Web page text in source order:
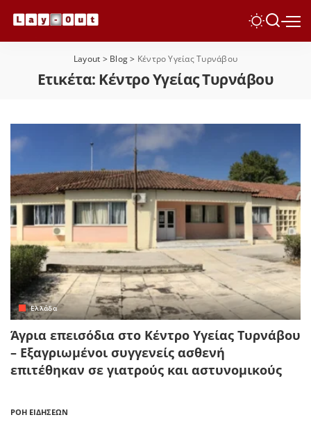
Layout > Blog> Κέντρο Υγείας Τυρνάβου
Ετικέτα: Κέντρο Υγείας Τυρνάβου
Ελλάδα
Άγρια επεισόδια στο Κέντρο Υγείας Τυρνάβου
– Εξαγριωμένοι συγγενείς ασθενή
επιτέθηκαν σε γιατρούς και αστυνομικούς
ΡΟΗ ΕΙΔΗΣΕΩΝ